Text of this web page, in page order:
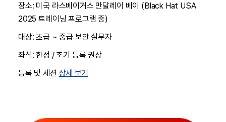
장소: 미국 라스베이거스 만달레이 베이 (Black Hat USA
2025 트레이닝 프로그램 중)
대상: 초급 ~ 중급 보안 실무자
좌석: 한정 / 조기 등록 권장
등록 및 세션 상세 보기